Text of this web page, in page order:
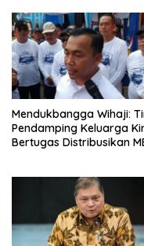
Mendukbangga Wihaji:
Pendamping Keluarga
Bertugas Distribusikan